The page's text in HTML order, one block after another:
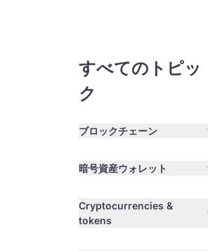
すべてのトピッ
ク
ブロックチェーン
暗号資産ウォレット
Cryptocurrencies &
tokens